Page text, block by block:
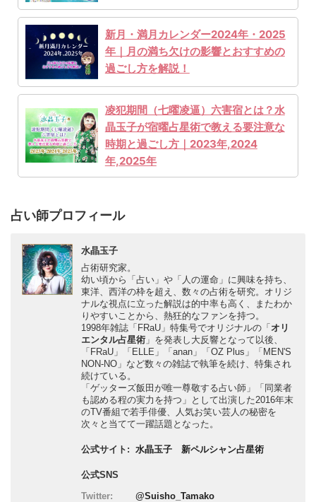
新月・満月カレンダー2024年・2025
年｜月の満ち欠けの影響とおすすめの
過ごし方を解説！
凌犯期間（七曜凌逼）六害宿とは？水
晶玉子が宿曜占星術で教える要注意な
時期と過ごし方｜2023年,2024
年,2025年
占い師プロフィール
水晶玉子
占術研究家。
幼い頃から「占い」や「人の運命」に興味を持ち、
東洋、西洋の枠を超え、数々の占術を研究。オリジ
ナルな視点に立った解説は的中率も高く、またわか
りやすいことから、熱狂的なファンを持つ。
1998年雑誌「FRaU」特集号でオリジナルの「オリ
エンタル占星術 」を発表し大反響となって以後、
「FRaU」「ELLE」「anan」「OZ Plus」「MEN'S
NON-NO」など数々の雑誌で執筆を続け、特集され
続けている。
「ゲッターズ飯田が唯一尊敬する占い師」「同業者
も認める程の実力を持つ」として出演した2016年末
のTV番組で若手俳優、人気お笑い芸人の秘密を
次々と当てて一躍話題となった。
公式サイト: 水晶玉子 新ペルシャン占星術
公式SNS
Twitter:
@Suisho_Tamako